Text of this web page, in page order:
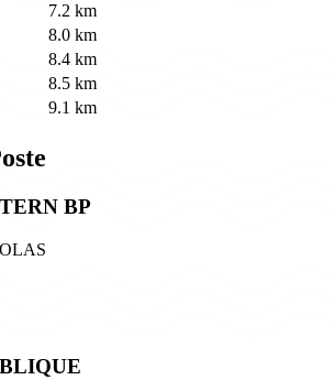
7.2 km
8.0 km
8.4 km
8.5 km
9.1 km
BP